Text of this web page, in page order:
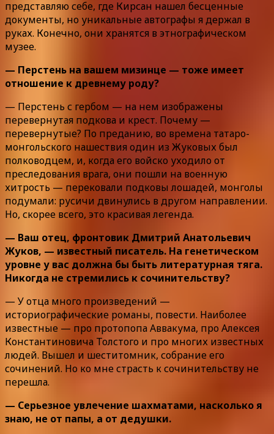
представляю себе, где Кирсан нашел бесценные
документы, но уникальные автографы я держал в
руках. Конечно, они хранятся в этнографическом
музее.
— Перстень на вашем мизинце — тоже имеет
отношение к древнему роду?
— Перстень с гербом — на нем изображены
перевернутая подкова и крест. Почему —
перевернутые? По преданию, во времена татаро-
монгольского нашествия один из Жуковых был
полководцем, и, когда его войско уходило от
преследования врага, они пошли на военную
хитрость — перековали подковы лошадей, монголы
подумали: русичи двинулись в другом направлении.
Но, скорее всего, это красивая легенда.
— Ваш отец, фронтовик Дмитрий Анатольевич
Жуков, — известный писатель. На генетическом
уровне у вас должна бы быть литературная тяга.
Никогда не стремились к сочинительству?
— У отца много произведений —
историографические романы, повести. Наиболее
известные — про протопопа Аввакума, про Алексея
Константиновича Толстого и про многих известных
людей. Вышел и шеститомник, собрание его
сочинений. Но ко мне страсть к сочинительству не
перешла.
— Серьезное увлечение шахматами, насколько я
знаю, не от папы, а от дедушки.